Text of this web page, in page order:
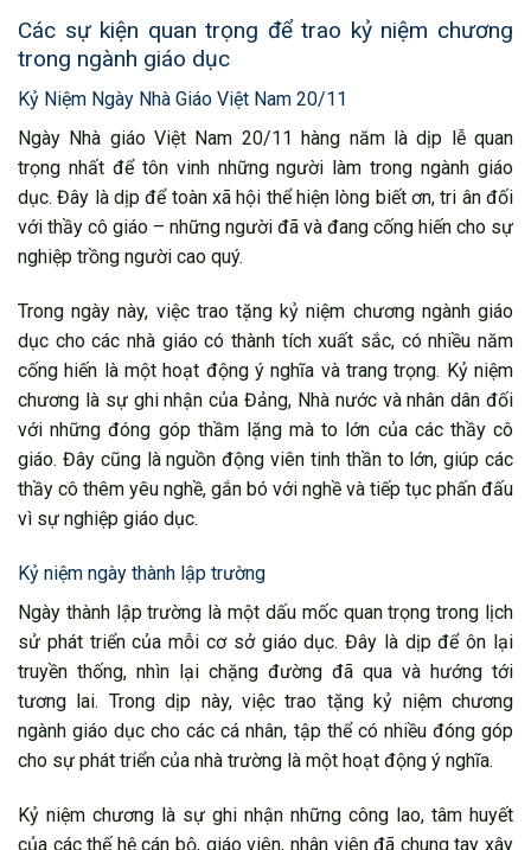
Các sự kiện quan trọng để trao kỷ niệm chương
trong ngành giáo dục
Kỷ Niệm Ngày Nhà Giáo Việt Nam 20/11
Ngày Nhà giáo Việt Nam 20/11 hàng năm là dịp lễ quan
trọng nhất để tôn vinh những người làm trong ngành giáo
dục. Đây là dịp để toàn xã hội thể hiện lòng biết ơn, tri ân đối
với thầy cô giáo – những người đã và đang cống hiến cho sự
nghiệp trồng người cao quý.
Trong ngày này, việc trao tặng kỷ niệm chương ngành giáo
dục cho các nhà giáo có thành tích xuất sắc, có nhiều năm
cống hiến là một hoạt động ý nghĩa và trang trọng. Kỷ niệm
chương là sự ghi nhận của Đảng, Nhà nước và nhân dân đối
với những đóng góp thầm lặng mà to lớn của các thầy cô
giáo. Đây cũng là nguồn động viên tinh thần to lớn, giúp các
thầy cô thêm yêu nghề, gắn bó với nghề và tiếp tục phấn đấu
vì sự nghiệp giáo dục.
Kỷ niệm ngày thành lập trường
Ngày thành lập trường là một dấu mốc quan trọng trong lịch
sử phát triển của mỗi cơ sở giáo dục. Đây là dịp để ôn lại
truyền thống, nhìn lại chặng đường đã qua và hướng tới
tương lai. Trong dịp này, việc trao tặng kỷ niệm chương
ngành giáo dục cho các cá nhân, tập thể có nhiều đóng góp
cho sự phát triển của nhà trường là một hoạt động ý nghĩa.
Kỷ niệm chương là sự ghi nhận những công lao, tâm huyết
của các thế hệ cán bộ, giáo viên, nhân viên đã chung tay xây